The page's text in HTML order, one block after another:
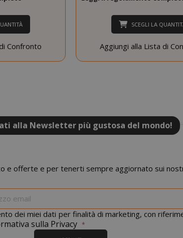
Confronto
SCEGLI LA
Aggiungi alla Lista di
alla Newsletter più gustosa del mondo!
e offerte e per tenerti sempre aggiornato sui
nostra
newsletter:
dei miei dati per finalità di marketing, con
sulla Privacy
www.saidagustoespresso.com
4
2
.www.saidagustoespresso.com
59
58